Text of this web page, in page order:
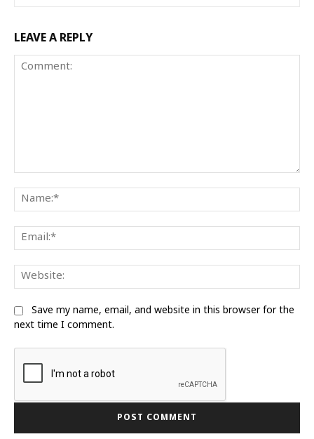
LEAVE A REPLY
Save my name, email, and website in this browser for the
next time I comment.